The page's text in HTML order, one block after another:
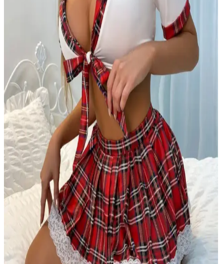
LUNİTA Kadın Fantezi Bustiyer Etek Jartiyer Kostümü, şık
tasarımı ve kaliteli malzemesiyle özel anlara değer katan dört parçalı
iç giyim setidir. Rahatlık ve estetik detayları bir arada sunar.
Mefbutik Fantezi Büstiyer Takımının Özellikleri ve
Kullanıcı Yorumları
Mefbutik'in tasarladığı fantezi büstiyer takımı, şık tasarımı ve yüksek
kaliteli malzemeleriyle dikkat çeker. Esnek ve rahat yapısı, detaylı
brode işlemesi ve ayarlanabilir özellikleriyle günlük ve özel kullanım
için uygundur.
Dondeza Bambu Pedli Kalın Askılı Dantel Detaylı
Büstiyer Kadın İç Giyim
Doğal bambu ve pamuk elastan karışımıyla tasarlanan bu büyük
beden büstiyer, şık dantel detayları ve rahat kesimiyle günlük ve özel
kullanımlar için ideal bir seçenek sunar.
Cottonhill ve Los Ojos Kadın Crop Top Büstiyerleri
Karşılaştırması ve Seçim Rehberi
Cottonhill ve Los Ojos'un crop top büstiyerleri arasındaki tasarım,
konfor ve kullanım özelliklerini karşılaştırıyoruz. Hangi ürün sizin
tarzınıza uygun, detaylar ve kullanıcı yorumlarıyla rehberlik
sağlıyoruz.